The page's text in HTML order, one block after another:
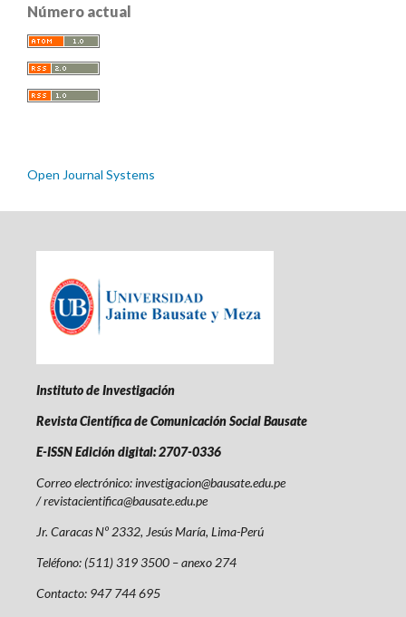
Número actual
Open Journal Systems
Instituto de Investigación
Revista Científica de Comunicación Social Bausate
E-ISSN Edición digital: 2707-0336
Correo electrónico: investigacion@bausate.edu.pe
/ revistacientifica@bausate.edu.pe
Jr. Caracas Nº 2332, Jesús María, Lima-Perú
Teléfono: (511) 319 3500 – anexo 274
Contacto: 947 744 695